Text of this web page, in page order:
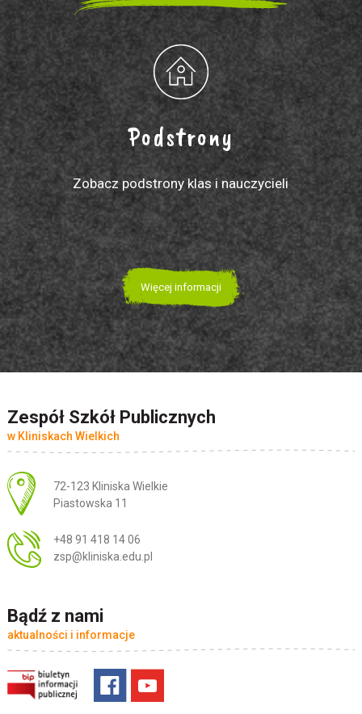
Podstrony
Zobacz podstrony klas i nauczycieli
Więcej informacji
Zespół Szkół Publicznych
w Kliniskach Wielkich
Adres pocztowy:
72-123 Kliniska Wielkie
Piastowska 11
+48 91 418 14 06
zsp@kliniska.edu.pl
Bądź z nami
aktualności i informacje